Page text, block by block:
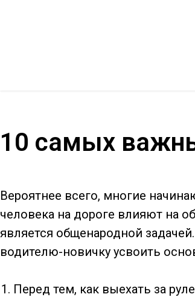
10 самых
Вероятнее всего, многие
человека на дороге влияют на
является общенародной
водителю-новичку усвоить
Перед тем, как выехать за